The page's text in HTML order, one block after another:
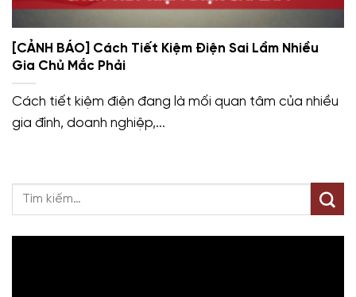
[CẢNH BÁO] Cách Tiết Kiệm Điện Sai Lầm Nhiều
Gia Chủ Mắc Phải
Cách tiết kiệm điện đang là mối quan tâm của nhiều
gia đình, doanh nghiệp,...